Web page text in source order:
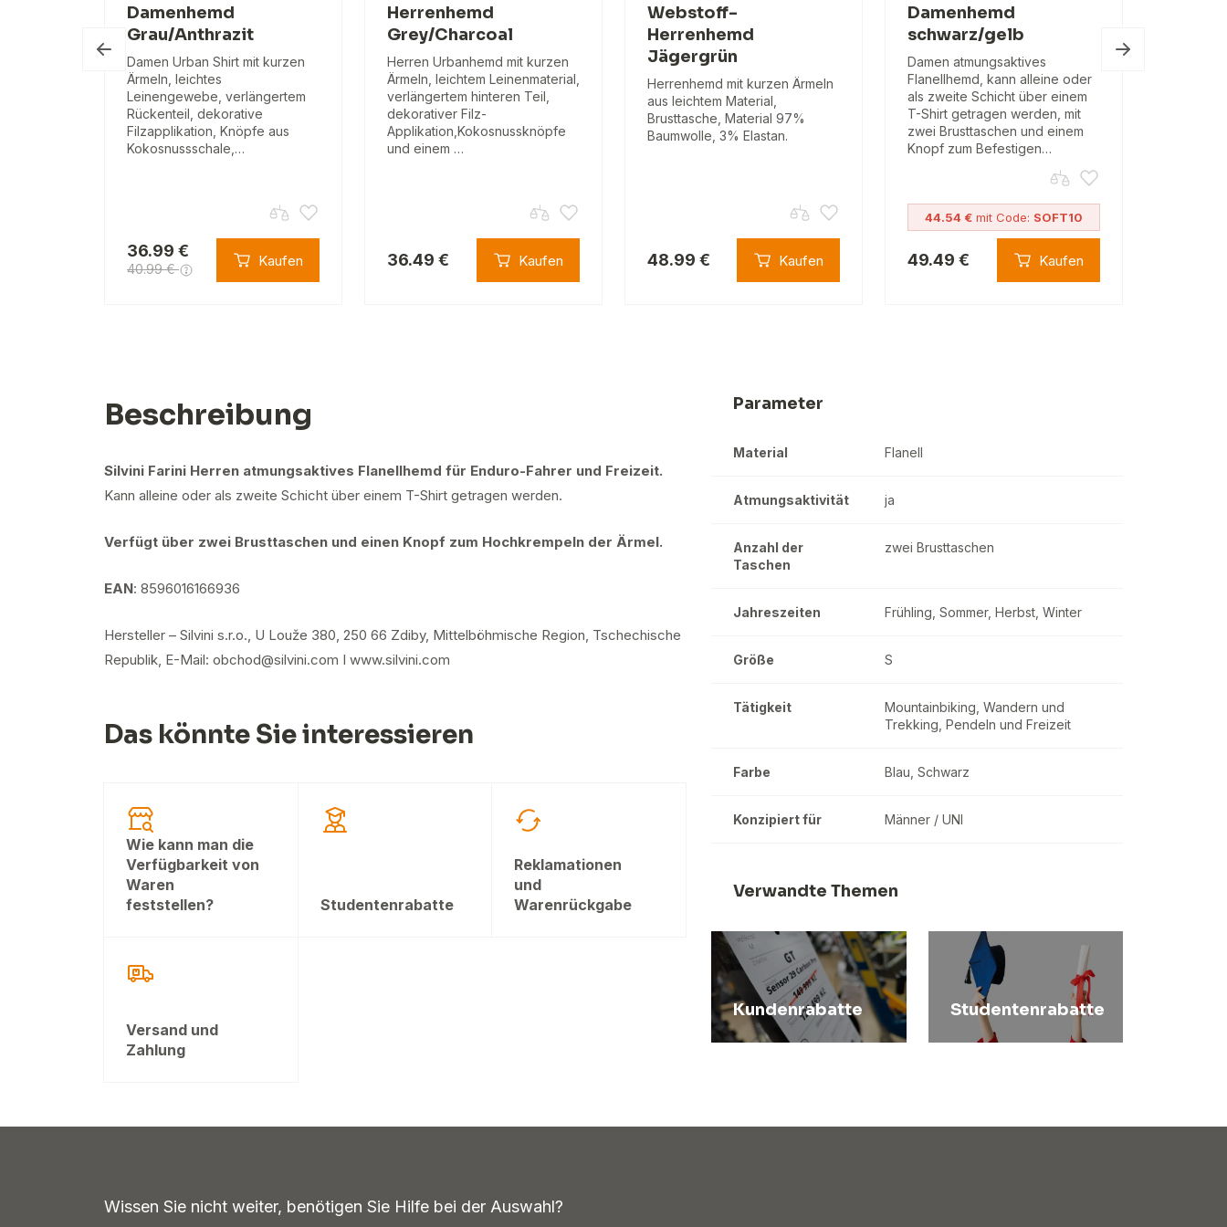
Damenhemd
Grau/Anthrazit
Damen Urban Shirt mit kurzen
Ärmeln, leichtes
Leinengewebe, verlängertem
Rückenteil, dekorative
Filzapplikation, Knöpfe aus
Kokosnussschale,…
36.99 €
40.99 € Kaufen
Herrenhemd
Grey/Charcoal
Herren Urbanhemd mit kurzen
Ärmeln, leichtem Leinenmaterial,
verlängertem hinteren Teil,
dekorativer Filz-
Applikation,Kokosnussknöpfe
und einem …
36.49 € Kaufen
Webstoff-
Herrenhemd
Jägergrün
Herrenhemd mit kurzen Ärmeln
aus leichtem Material,
Brusttasche, Material 97%
Baumwolle, 3% Elastan.
48.99 € Kaufen
Damenhemd
schwarz/gelb
Damen atmungsaktives
Flanellhemd, kann alleine oder
als zweite Schicht über einem
T-Shirt getragen werden, mit
zwei Brusttaschen und einem
Knopf zum Befestigen…
44.54 € mit Code: SOFT10
49.49 € Kaufen
Beschreibung
Silvini Farini Herren atmungsaktives Flanellhemd für Enduro-Fahrer und Freizeit.
Kann alleine oder als zweite Schicht über einem T-Shirt getragen werden.
Verfügt über zwei Brusttaschen und einen Knopf zum Hochkrempeln der Ärmel.
EAN: 8596016166936
Hersteller – Silvini s.r.o., U Louže 380, 250 66 Zdiby, Mittelböhmische Region, Tschechische
Republik, E-Mail: obchod@silvini.com I www.silvini.com
Das könnte Sie interessieren
Wie kann man die
Verfügbarkeit von
Waren
feststellen?
Studentenrabatte
Reklamationen
und
Warenrückgabe
Versand und
Zahlung
Parameter
Material Flanell
Atmungsaktivität ja
Anzahl der
Taschen
zwei Brusttaschen
Jahreszeiten Frühling, Sommer, Herbst, Winter
Größe S
Tätigkeit
Mountainbiking, Wandern und
Trekking, Pendeln und Freizeit
Farbe Blau, Schwarz
Konzipiert für Männer / UNI
Verwandte Themen
Kundenrabatte Studentenrabatte
Wissen Sie nicht weiter, benötigen Sie Hilfe bei der Auswahl?